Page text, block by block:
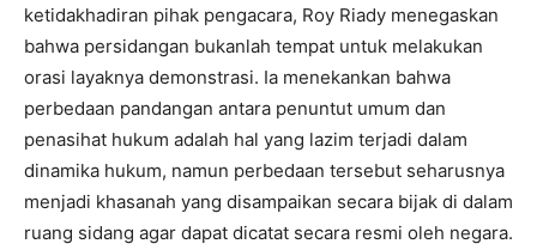
ketidakhadiran pihak pengacara, Roy Riady menegaskan
bahwa persidangan bukanlah tempat untuk melakukan
orasi layaknya demonstrasi. Ia menekankan bahwa
perbedaan pandangan antara penuntut umum dan
penasihat hukum adalah hal yang lazim terjadi dalam
dinamika hukum, namun perbedaan tersebut seharusnya
menjadi khasanah yang disampaikan secara bijak di dalam
ruang sidang agar dapat dicatat secara resmi oleh negara.